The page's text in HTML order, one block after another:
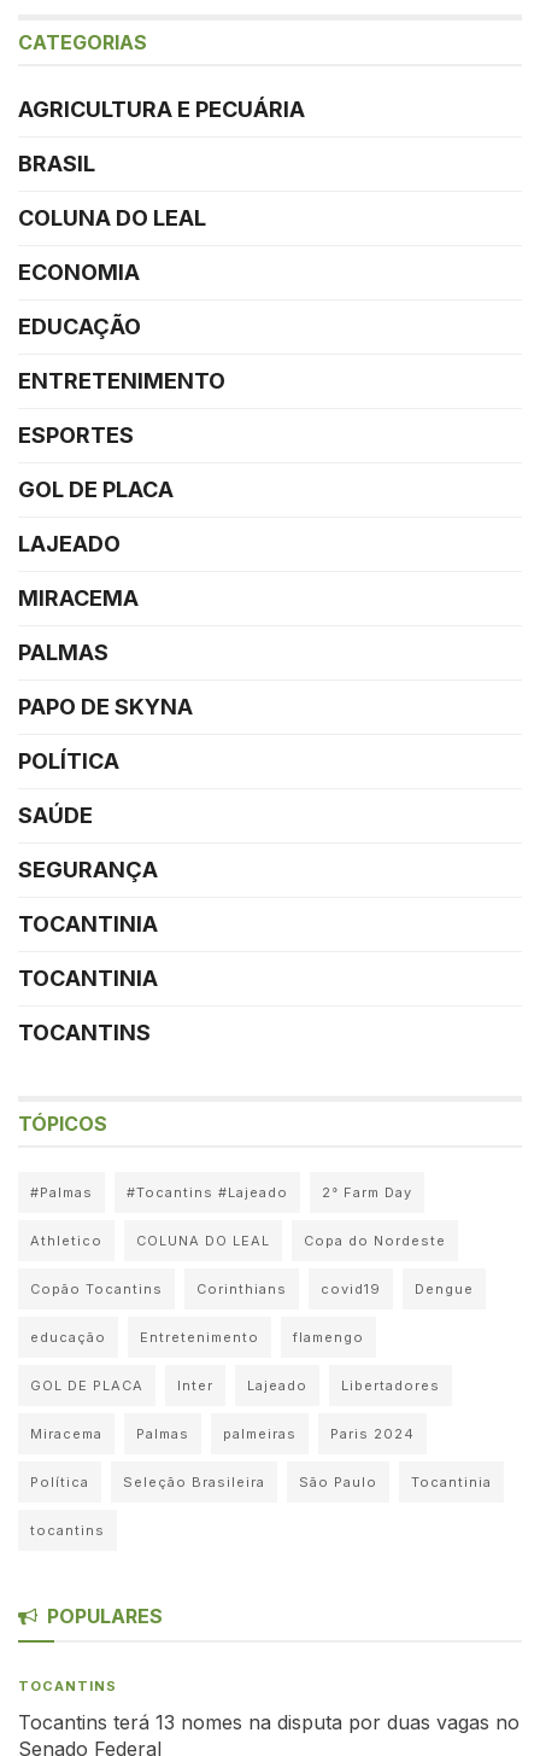
CATEGORIAS
AGRICULTURA E PECUÁRIA
BRASIL
COLUNA DO LEAL
ECONOMIA
EDUCAÇÃO
ENTRETENIMENTO
ESPORTES
GOL DE PLACA
LAJEADO
MIRACEMA
PALMAS
PAPO DE SKYNA
POLÍTICA
SAÚDE
SEGURANÇA
TOCANTINIA
TOCANTINIA
TOCANTINS
TÓPICOS
#Palmas #Tocantins #Lajeado 2° Farm Day
Athletico COLUNA DO LEAL Copa do Nordeste
Copão Tocantins Corinthians covid19 Dengue
educação Entretenimento flamengo
GOL DE PLACA Inter Lajeado Libertadores
Miracema Palmas palmeiras Paris 2024
Política Seleção Brasileira São Paulo Tocantinia
tocantins
POPULARES
TOCANTINS
Tocantins terá 13 nomes na disputa por duas vagas no
Senado Federal